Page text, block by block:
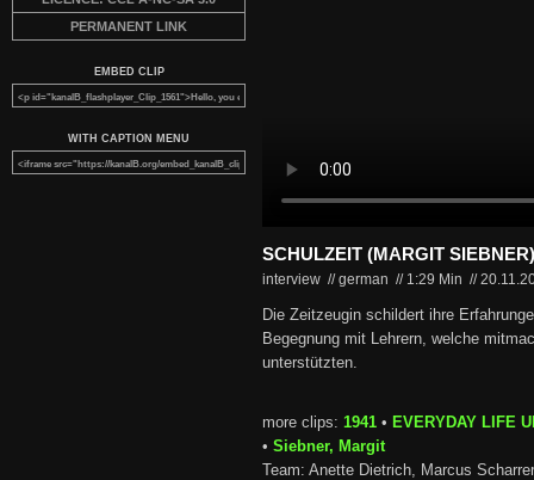
PERMANENT LINK
EMBED CLIP
WITH CAPTION MENU
SCHULZEIT (MARGIT SIEBNER)
interview // german // 1:29 Min //
Die Zeitzeugin schildert ihre
Begegnung mit Lehrern, welche
unterstützten.
more clips: 1941 • EVERYDAY LIFE
• Siebner, Margit
Team: Anette Dietrich, Marcus